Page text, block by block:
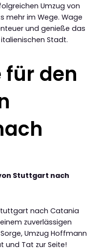
Umzug von
mehr im Wege. Wage
und genieße das
Stadt.
für den
Stuttgart nach
nach Catania
zuverlässigen
Umzug Hoffmann
und Tat zur Seite!